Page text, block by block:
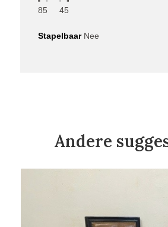
85 45
StapelbaarNee
Andere